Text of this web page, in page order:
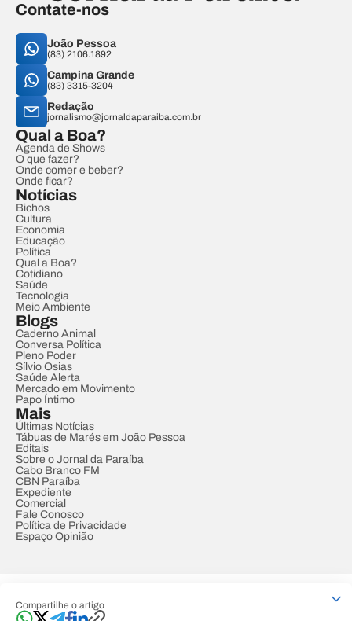
Compartilhe o artigo
Contate-nos
João Pessoa
(83) 2106.1892
Campina Grande
(83) 3315-3204
Redação
jornalismo@jornaldaparaiba.com.br
Qual a Boa?
Agenda de Shows
O que fazer?
Onde comer e beber?
Onde ficar?
Notícias
Bichos
Cultura
Economia
Educação
Política
Qual a Boa?
Cotidiano
Saúde
Tecnologia
Meio Ambiente
Blogs
Caderno Animal
Conversa Política
Pleno Poder
Sílvio Osias
Saúde Alerta
Mercado em Movimento
Papo Íntimo
Mais
Últimas Notícias
Tábuas de Marés em João Pessoa
Editais
Sobre o Jornal da Paraíba
Cabo Branco FM
CBN Paraíba
Expediente
Comercial
Fale Conosco
Política de Privacidade
Espaço Opinião